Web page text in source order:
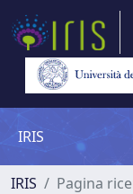
IRIS
IRIS Pagina